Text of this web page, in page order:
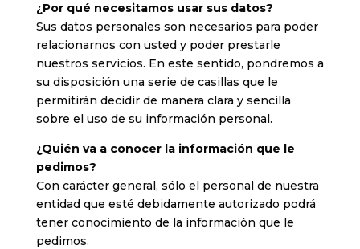
¿Por qué necesitamos usar sus datos?
Sus datos personales son necesarios para poder
relacionarnos con usted y poder prestarle
nuestros servicios. En este sentido, pondremos a
su disposición una serie de casillas que le
permitirán decidir de manera clara y sencilla
sobre el uso de su información personal.
¿Quién va a conocer la información que le
pedimos?
Con carácter general, sólo el personal de nuestra
entidad que esté debidamente autorizado podrá
tener conocimiento de la información que le
pedimos.